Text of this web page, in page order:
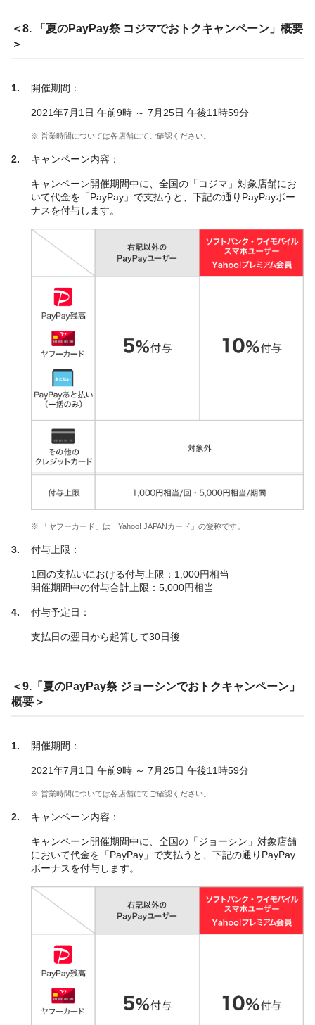
＜8. 「夏のPayPay祭 コジマでおトクキャンペーン」概要
＞
開催期間：
2021年7月1日 午前9時 ～ 7月25日 午後11時59分
※ 営業時間については各店舗にてご確認ください。
キャンペーン内容：
キャンペーン開催期間中に、全国の「コジマ」対象店舗にお
いて代金を「PayPay」で支払うと、下記の通りPayPayボー
ナスを付与します。
※ 「ヤフーカード」は「Yahoo! JAPANカード」の愛称です。
付与上限：
1回の支払いにおける付与上限：1,000円相当
開催期間中の付与合計上限：5,000円相当
付与予定日：
支払日の翌日から起算して30日後
＜9.「夏のPayPay祭 ジョーシンでおトクキャンペーン」
概要＞
開催期間：
2021年7月1日 午前9時 ～ 7月25日 午後11時59分
※ 営業時間については各店舗にてご確認ください。
キャンペーン内容：
キャンペーン開催期間中に、全国の「ジョーシン」対象店舗
において代金を「PayPay」で支払うと、下記の通りPayPay
ボーナスを付与します。